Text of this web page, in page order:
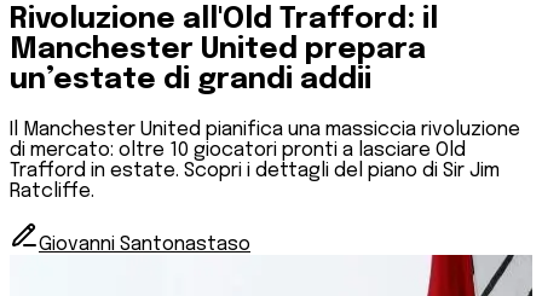
Rivoluzione all'Old Trafford: il
Manchester United prepara
un’estate di grandi addii
Il Manchester United pianifica una massiccia rivoluzione
di mercato: oltre 10 giocatori pronti a lasciare Old
Trafford in estate. Scopri i dettagli del piano di Sir Jim
Ratcliffe.
Giovanni Santonastaso